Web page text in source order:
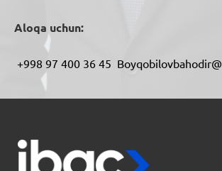
Aloqa uchun:
+998 97 400 36 45